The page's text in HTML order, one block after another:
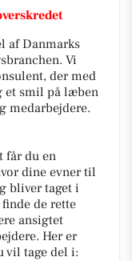
af Danmarks
Vi
der med
et smil på læben
medarbejdere.
får du en
dine evner til
bliver taget i
de rette
ansigtet
Her er
vil tage del i: